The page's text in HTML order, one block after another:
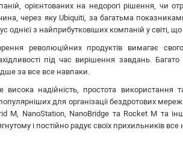
орієнтованих на недорогі рішення, чи
через яку Ubiquiti, за багатьма
однієї з найприбутковіших компаній у
революційних продуктів вимагає
під час вирішення завдань.
за все все навпаки.
висока надійність, простота
для організації бездротових
M, NanoStation, NanoBridge та Rocket M та
і постійно радує своїх прихильників